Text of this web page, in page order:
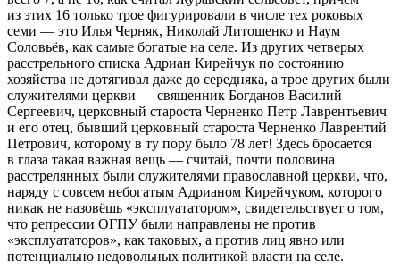
из этих 16 только трое фигурировали в числе тех роковых
семи — это Илья Черняк, Николай Литошенко и Наум
Соловьёв, как самые богатые на селе. Из других четверых
расстрельного списка Адриан Кирейчук по состоянию
хозяйства не дотягивал даже до середняка, а трое других были
служителями церкви — священник Богданов Василий
Сергеевич, церковный староста Черненко Петр Лаврентьевич
и его отец, бывший церковный староста Черненко Лаврентий
Петрович, которому в ту пору было 78 лет! Здесь бросается
в глаза такая важная вещь — считай, почти половина
расстрелянных были служителями православной церкви, что,
наряду с совсем небогатым Адрианом Кирейчуком, которого
никак не назовёшь «эксплуататором», свидетельствует о том,
что репрессии ОГПУ были направлены не против
«эксплуататоров», как таковых, а против лиц явно или
потенциально недовольных политикой власти на селе.